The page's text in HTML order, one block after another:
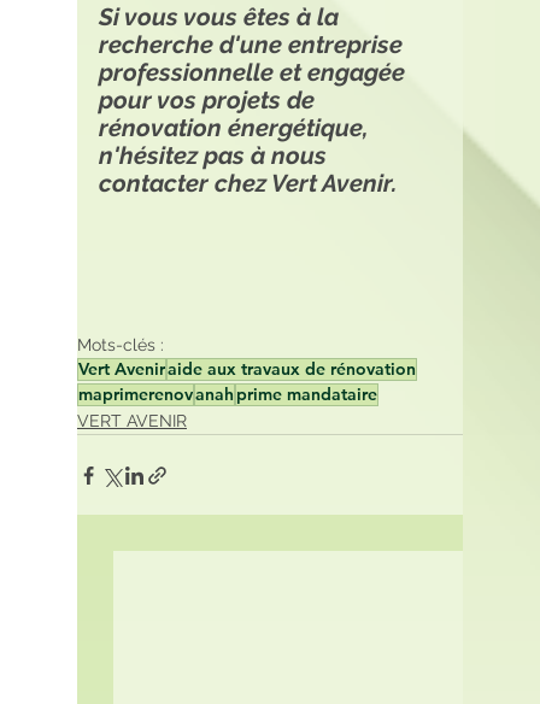
Si vous vous êtes à la
recherche d'une entreprise
professionnelle et engagée
pour vos projets de
rénovation énergétique,
n'hésitez pas à nous
contacter chez Vert Avenir.
Mots-clés :
Vert Aveniraide aux travaux de rénovation
maprimerenovanah prime mandataire
VERT AVENIR